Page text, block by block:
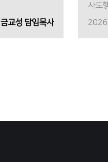
금교성 담임목사
사도